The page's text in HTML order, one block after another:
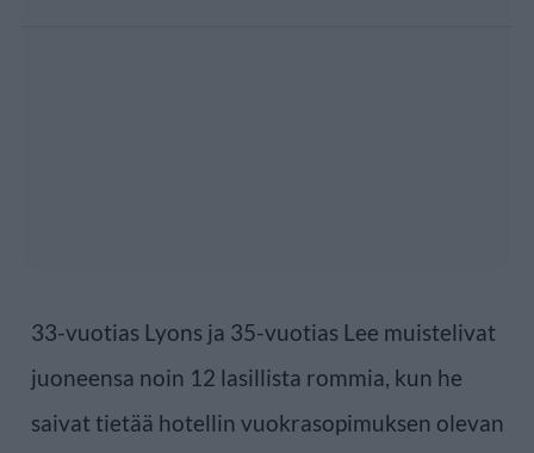
33-vuotias Lyons ja 35-vuotias Lee muistelivat
juoneensa noin 12 lasillista rommia, kun he
saivat tietää hotellin vuokrasopimuksen olevan